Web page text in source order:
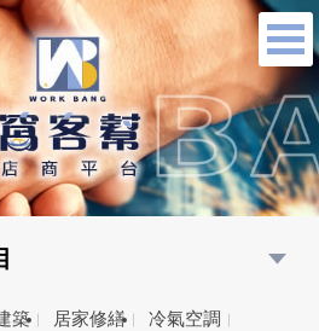
築 居家修繕
冷氣空調